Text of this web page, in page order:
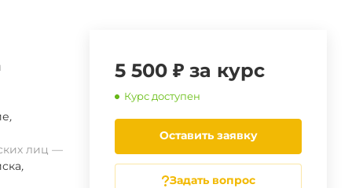
5 500 ₽ за курс
Курс доступен
Оставить заявку
Задать вопрос
,
лиц
,